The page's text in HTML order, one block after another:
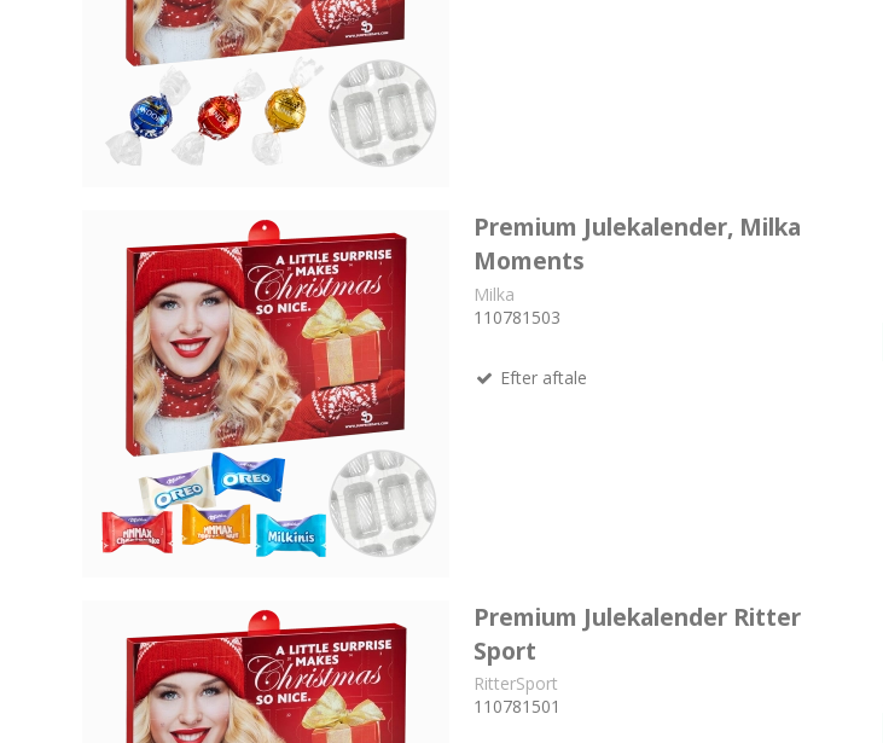
Premium Julekalender, Milka
Moments
Milka
110781503
Efter aftale
Premium Julekalender Ritter
Sport
RitterSport
110781501